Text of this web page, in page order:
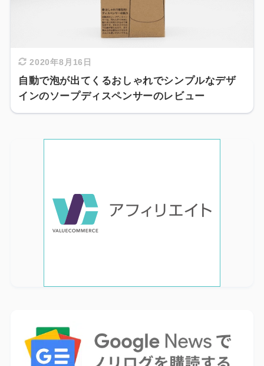
2020年8月16日
自動で泡が出てくるおしゃれでシンプルなデザ
インのソープディスペンサーのレビュー